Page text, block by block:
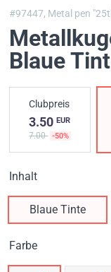
#97447, Metal pen
Blaue
Clubpreis
3.50 EUR
7.00 -50%
Inhalt
Blaue Tinte
Farbe